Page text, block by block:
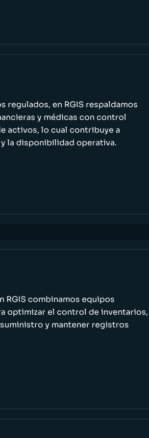
regulados, en RGIS respaldamos
y médicas con control
activos, lo cual contribuye a
la disponibilidad operativa.
RGIS combinamos equipos
optimizar el control de inventarios,
y mantener registros